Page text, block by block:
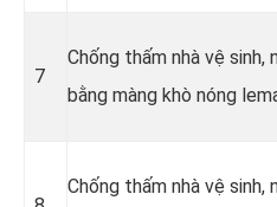
7
Chống thấm nhà vệ sinh,
bằng màng khò nóng
Chống thấm nhà vệ sinh,